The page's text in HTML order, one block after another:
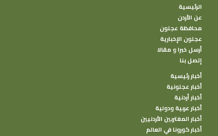
الرئيسية
عن الأردن
محافظة عجلون
عجلون الإخبارية
أرسل خبرا و مقالا
إتصل بنا
أخبار رئيسية
أخبار عجلونية
أخبار أردنية
أخبار عربية ودولية
أخبار المغتربين الأردنيين
أخبار كورونا في العالم